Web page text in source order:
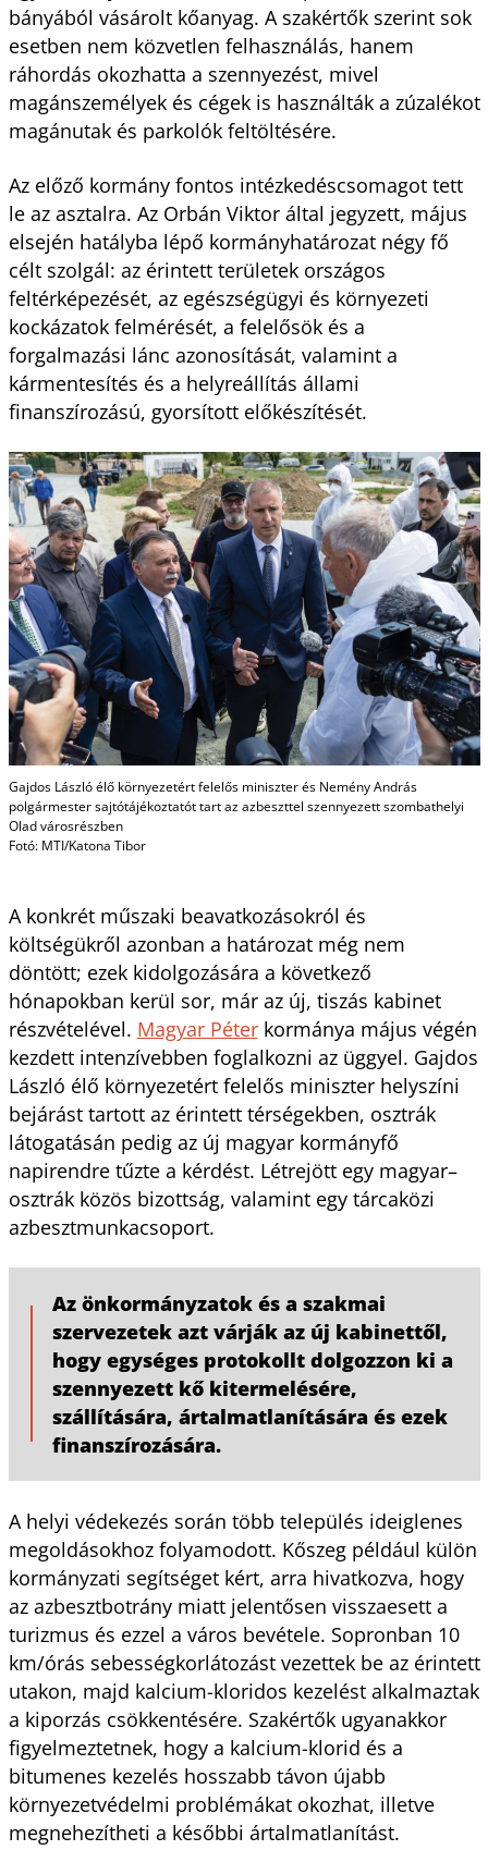
bányából vásárolt kőanyag. A szakértők szerint sok
esetben nem közvetlen felhasználás, hanem
ráhordás okozhatta a szennyezést, mivel
magánszemélyek és cégek is használták a zúzalékot
magánutak és parkolók feltöltésére.
Az előző kormány fontos intézkedéscsomagot tett
le az asztalra. Az Orbán Viktor által jegyzett, május
elsején hatályba lépő kormányhatározat négy fő
célt szolgál: az érintett területek országos
feltérképezését, az egészségügyi és környezeti
kockázatok felmérését, a felelősök és a
forgalmazási lánc azonosítását, valamint a
kármentesítés és a helyreállítás állami
finanszírozású, gyorsított előkészítését.
Gajdos László élő környezetért felelős miniszter és Nemény András
polgármester sajtótájékoztatót tart az azbeszttel szennyezett szombathelyi
Olad városrészben
Fotó: MTI/Katona Tibor
A konkrét műszaki beavatkozásokról és
költségükről azonban a határozat még nem
döntött; ezek kidolgozására a következő
hónapokban kerül sor, már az új, tiszás kabinet
részvételével. Magyar Péterkormánya május végén
kezdett intenzívebben foglalkozni az üggyel. Gajdos
László élő környezetért felelős miniszter helyszíni
bejárást tartott az érintett térségekben, osztrák
látogatásán pedig az új magyar kormányfő
napirendre tűzte a kérdést. Létrejött egy magyar–
osztrák közös bizottság, valamint egy tárcaközi
azbesztmunkacsoport.
Az önkormányzatok és a szakmai
szervezetek azt várják az új kabinettől,
hogy egységes protokollt dolgozzon ki a
szennyezett kő kitermelésére,
szállítására, ártalmatlanítására és ezek
finanszírozására.
A helyi védekezés során több település ideiglenes
megoldásokhoz folyamodott. Kőszeg például külön
kormányzati segítséget kért, arra hivatkozva, hogy
az azbesztbotrány miatt jelentősen visszaesett a
turizmus és ezzel a város bevétele. Sopronban 10
km/órás sebességkorlátozást vezettek be az érintett
utakon, majd kalcium-kloridos kezelést alkalmaztak
a kiporzás csökkentésére. Szakértők ugyanakkor
figyelmeztetnek, hogy a kalcium-klorid és a
bitumenes kezelés hosszabb távon újabb
környezetvédelmi problémákat okozhat, illetve
megnehezítheti a későbbi ártalmatlanítást.